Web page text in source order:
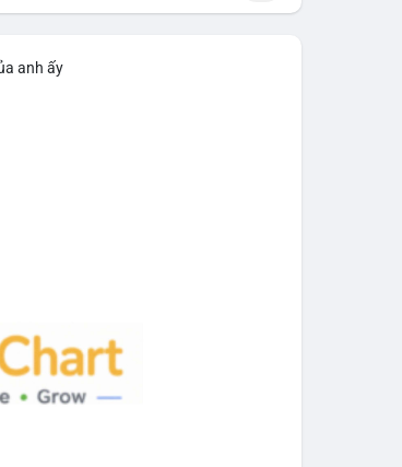
vào ví lạnh nhằm tích lũy dài hạn,
tâm lý ngắn hạn lên giá BTC nếu
anh ấy